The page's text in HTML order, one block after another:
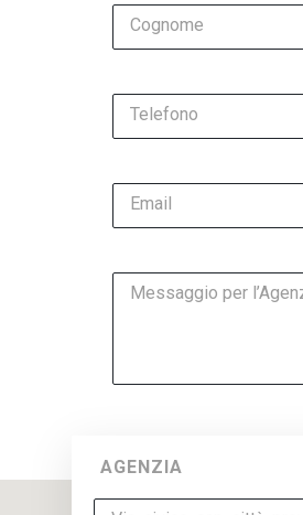
Cognome
Telefono
Email
Messaggio per
AGENZIA